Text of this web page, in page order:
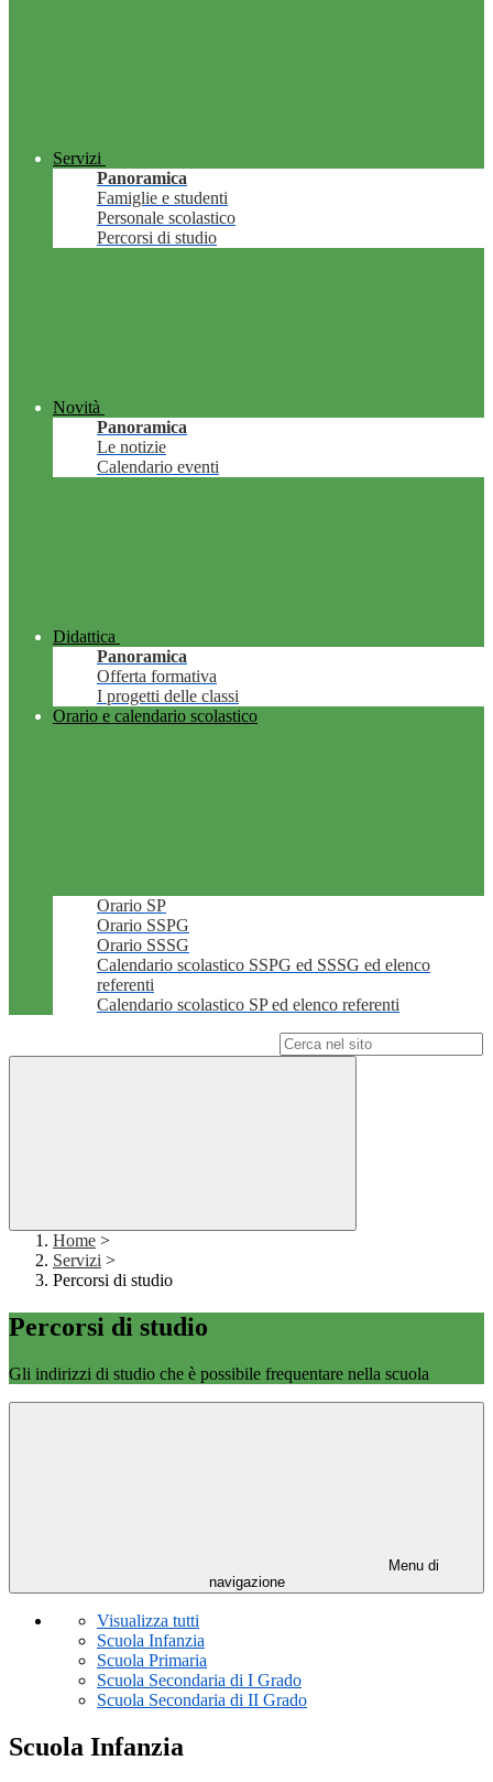
Servizi
Panoramica
Famiglie e studenti
Personale scolastico
Percorsi di studio
Novità
Panoramica
Le notizie
Calendario eventi
Didattica
Panoramica
Offerta formativa
I progetti delle classi
Orario e calendario scolastico
Orario SP
Orario SSPG
Orario SSSG
Calendario scolastico SSPG ed SSSG ed elenco
referenti
Calendario scolastico SP ed elenco referenti
Home >
Servizi >
Percorsi di studio
Percorsi di studio
Gli indirizzi di studio che è possibile frequentare nella scuola
Menu di
navigazione
Visualizza tutti
Scuola Infanzia
Scuola Primaria
Scuola Secondaria di I Grado
Scuola Secondaria di II Grado
Scuola Infanzia